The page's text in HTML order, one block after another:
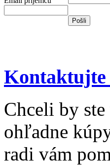
Kontaktujte
Chceli by
ohľadne
radi vám